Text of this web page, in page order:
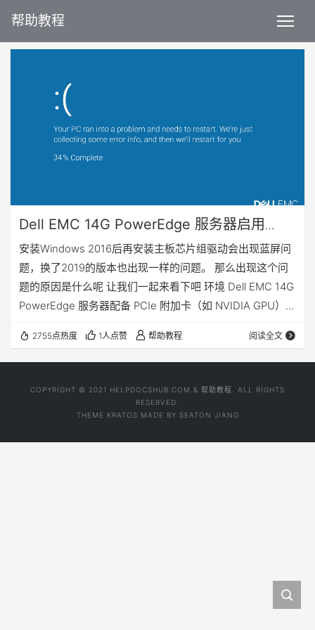
帮助教程
Dell EMC 14G PowerEdge 服务器启用
X2APIC 导致蓝屏问题
安装Windows 2016后再安装主板芯片组驱动会出现蓝屏问
题，换了2019的版本也出现一样的问题。 那么出现这个问
题的原因是什么呢 让我们一起来看下吧 环境 Dell EMC 14G
PowerEdge 服务器配备 PCIe 附加卡（如 NVIDIA GPU），
或执行基于生命周期控制器的操作系统部署时，将遇到以下
BSOD 类型： Windows Server 2012 R2 - IRQL Windows
2755点热度 1人点赞 帮助教程 阅读全文
COPYRIGHT © 2021 HELPDOCSHUB.COM & 帮助教程. ALL RIGHTS
RESERVED.
THEME KRATOS MADE BY SEATON JIANG